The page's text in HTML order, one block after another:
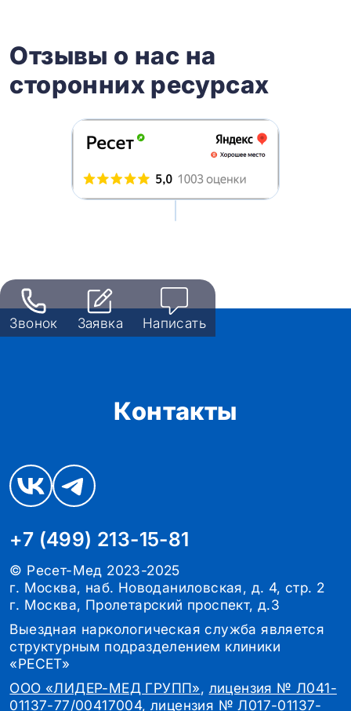
Отзывы о нас на
сторонних ресурсах
Звонок Заявка Написать
Контакты
+7 (499) 213-15-81
© Ресет-Мед 2023-2025
г. Москва, наб. Новоданиловская, д. 4, стр. 2
г. Москва, Пролетарский проспект, д.3
Выездная наркологическая служба является
структурным подразделением клиники
«РЕСЕТ»
ООО «ЛИДЕР-МЕД ГРУПП», лицензия № Л041-
01137-77/00417004, лицензия № Л017-01137-